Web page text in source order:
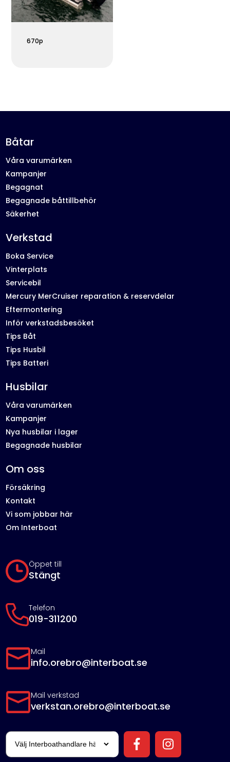
670p
Öppet till
Stängt
Telefon
019-311200
Mail
info.orebro@interboat.se
Mail verkstad
verkstan.orebro@interboat.se
Båtar
Våra varumärken
Kampanjer
Begagnat
Begagnade båttillbehör
Säkerhet
Verkstad
Boka Service
Vinterplats
Servicebil
Mercury MerCruiser reparation & reservdelar
Eftermontering
Inför verkstadsbesöket
Tips Båt
Tips Husbil
Tips Batteri
Husbilar
Våra varumärken
Kampanjer
Nya husbilar i lager
Begagnade husbilar
Om oss
Försäkring
Kontakt
Vi som jobbar här
Om Interboat